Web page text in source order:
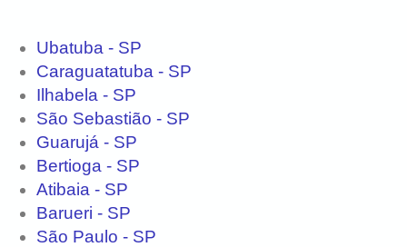
Ubatuba - SP
Caraguatatuba - SP
Ilhabela - SP
São Sebastião - SP
Guarujá - SP
Bertioga - SP
Atibaia - SP
Barueri - SP
São Paulo - SP